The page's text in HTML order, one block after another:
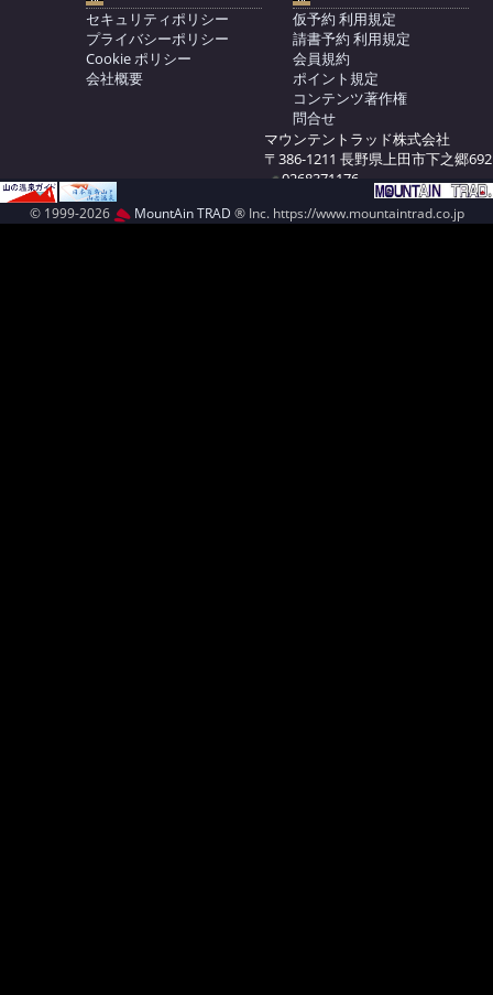
セキュリティポリシー
プライバシーポリシー
Cookie ポリシー
会社概要
仮予約 利用規定
請書予約 利用規定
会員規約
ポイント規定
コンテンツ著作権
問合せ
マウンテントラッド株式会社
〒386-1211 長野県上田市下之郷692
0268371176
© 1999-2026 MountAin TRAD ® Inc. https://www.mountaintrad.co.jp